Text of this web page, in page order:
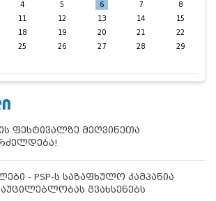
4 5 6 7
8
11 12 13 14
15
18 19 20 21
22
25 26 27 28
29
ფესტივალზე მეღვინეთა
- PSP-ს საზაფხულო კამპანია
გვახსენებს